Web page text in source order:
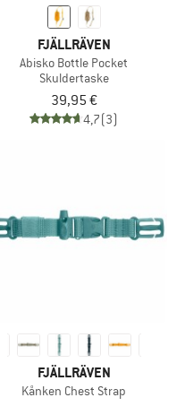
FJÄLLRÄVEN
Abisko Bottle Pocket
Skuldertaske
39,95 €
4,7(3)
FJÄLLRÄVEN
Kånken Chest Strap